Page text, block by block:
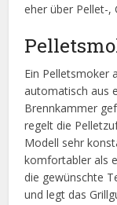
eher über Pellet-,
Ein Pelletsmoker
automatisch aus
Brennkammer
regelt die
Modell sehr
komfortabler als
die gewünschte
und legt das